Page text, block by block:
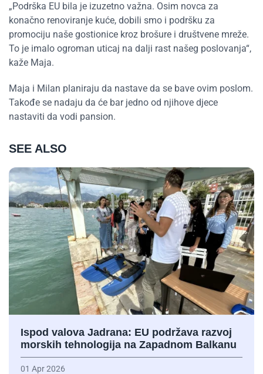
„Podrška EU bila je izuzetno važna. Osim novca za
konačno renoviranje kuće, dobili smo i podršku za
promociju naše gostionice kroz brošure i društvene mreže.
To je imalo ogroman uticaj na dalji rast našeg poslovanja“,
kaže Maja.
Maja i Milan planiraju da nastave da se bave ovim poslom.
Takođe se nadaju da će bar jedno od njihove djece
nastaviti da vodi pansion.
SEE ALSO
Ispod valova Jadrana: EU podržava razvoj
morskih tehnologija na Zapadnom Balkanu
01 Apr 2026